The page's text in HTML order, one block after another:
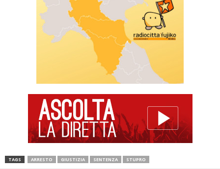
TAGS ARRESTO GIUSTIZIA SENTENZA STUPRO